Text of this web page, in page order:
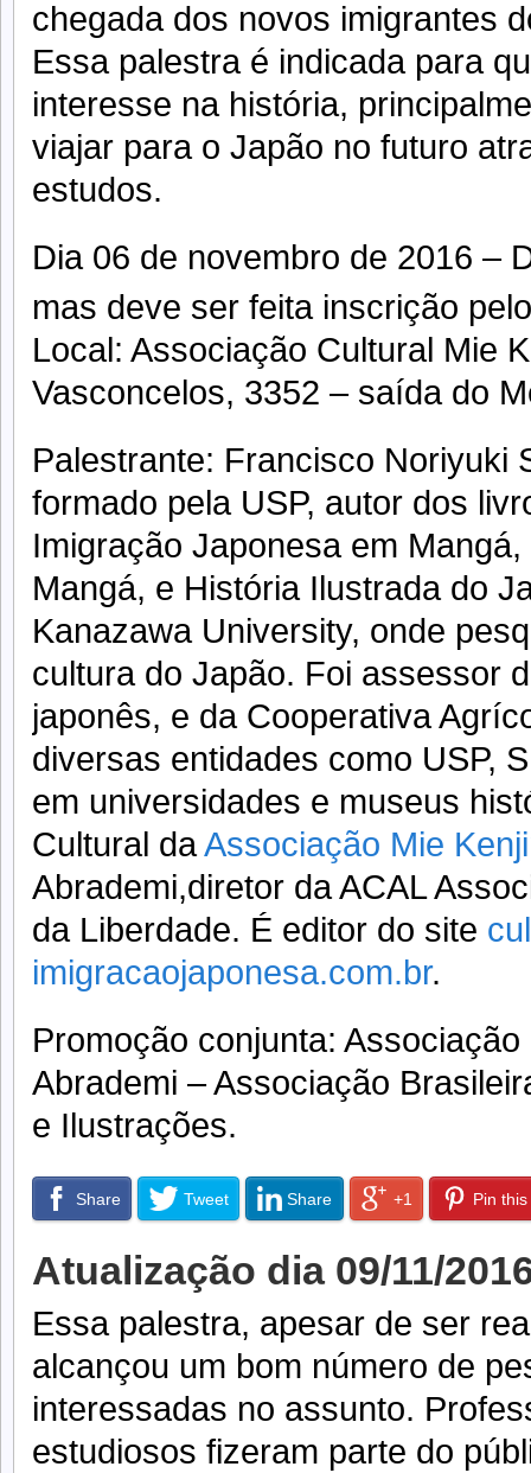
chegada dos novos imigrantes
Essa palestra é indicada para
interesse na história,
viajar para o Japão no futuro
estudos.
Dia 06 de novembro de 2016 –
mas deve ser feita inscrição pelo
Local: Associação Cultural Mie
Vasconcelos, 3352 – saída do
Palestrante: Francisco Noriyuki
formado pela USP, autor dos
Imigração Japonesa em
Mangá, e História Ilustrada do
Kanazawa University, onde
cultura do Japão. Foi assessor
japonês, e da Cooperativa
diversas entidades como USP,
em universidades e museus
Cultural daAssociação Mie
Abrademi,diretor da ACAL
da Liberdade. É editor do site
imigracaojaponesa.com.br.
Promoção conjunta:
Abrademi – Associação
e Ilustrações.
Share Tweet Share +1 Pin this
Atualização dia 09/11/
Essa palestra, apesar de ser
alcançou um bom número de
interessadas no assunto.
estudiosos fizeram parte do